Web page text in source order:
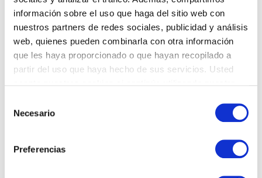
información sobre el uso que haga del sitio web con
nuestros partners de redes sociales, publicidad y análisis
web, quienes pueden combinarla con otra información
que les haya proporcionado o que hayan recopilado a
partir del uso que haya hecho de sus servicios. Usted
Necesario
Preferencias